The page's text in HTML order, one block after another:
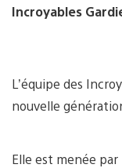
Incroyables
L’équipe des
nouvelle
Elle est menée par